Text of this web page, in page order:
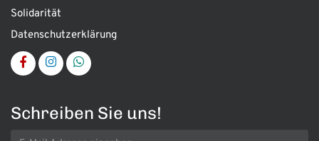
Solidarität
Datenschutzerklärung
Schreiben Sie uns!